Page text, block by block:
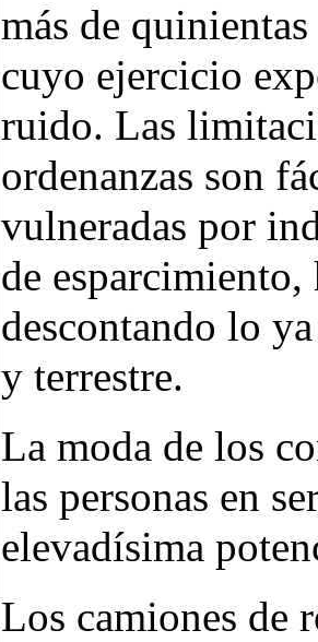
más de
cuyo ejercicio
ruido. Las
ordenanzas son
vulneradas por
de esparcimiento,
descontando lo
y terrestre.
La moda de los
las personas en
elevadísima
Los camiones de